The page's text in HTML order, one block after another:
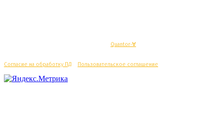
Quantor-∀
Согласие на обработку ПД Пользовательское соглашение